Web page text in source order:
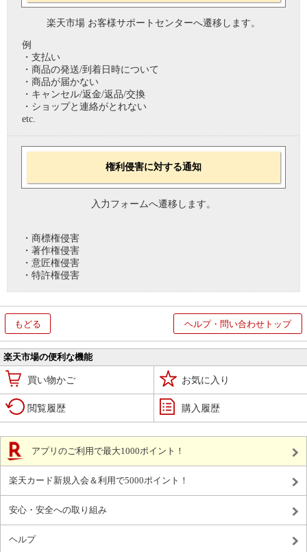
楽天市場 お客様サポートセンターへ遷移します。
例
・支払い
・商品の発送/到着日時について
・商品が届かない
・キャンセル/返金/返品/交換
・ショップと連絡がとれない
etc.
権利侵害に対する通知
入力フォームへ遷移します。
・商標権侵害
・著作権侵害
・意匠権侵害
・特許権侵害
もどる ヘルプ・問い合わせトップ
楽天市場の便利な機能
買い物かご お気に入り
閲覧履歴 購入履歴
アプリのご利用で最大1000ポイント！
楽天カード新規入会＆利用で5000ポイント！
安心・安全への取り組み
ヘルプ